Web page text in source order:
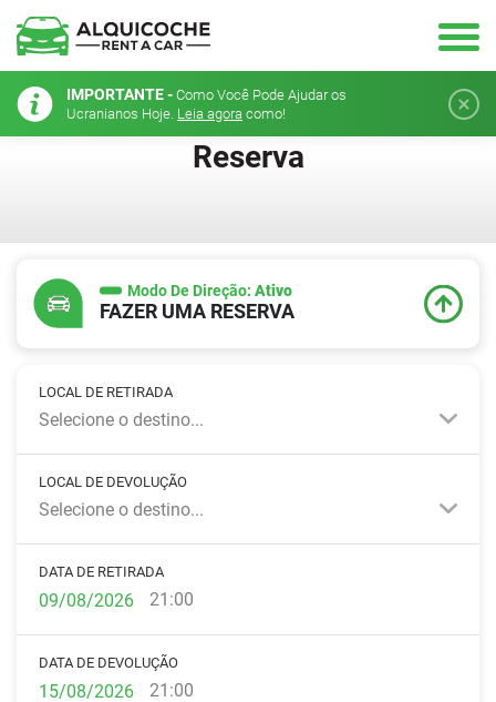
IMPORTANTE - Como Você Pode Ajudar os
Ucranianos Hoje. Leia agora como!
Reserva
Modo De Direção: Ativo
FAZER UMA RESERVA
LOCAL DE RETIRADA
Selecione o destino...
LOCAL DE DEVOLUÇÃO
Selecione o destino...
DATA DE RETIRADA
21:00
DATA DE DEVOLUÇÃO
21:00